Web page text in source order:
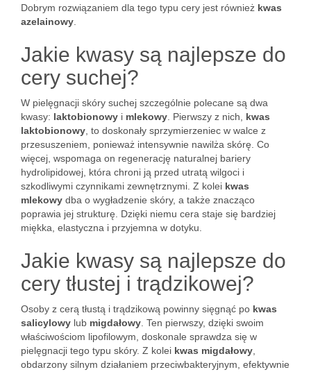
Dobrym rozwiązaniem dla tego typu cery jest również kwas
azelainowy
Jakie kwasy są najlepsze do
cery suchej?
W pielęgnacji skóry suchej szczególnie polecane są dwa
kwasy: laktobionowy i mlekowy . Pierwszy z nich, kwas
laktobionowy , to doskonały sprzymierzeniec w walce z
przesuszeniem, ponieważ intensywnie nawilża skórę. Co
więcej, wspomaga on regenerację naturalnej bariery
hydrolipidowej, która chroni ją przed utratą wilgoci i
szkodliwymi czynnikami zewnętrznymi. Z kolei kwas
mlekowy dba o wygładzenie skóry, a także znacząco
poprawia jej strukturę. Dzięki niemu cera staje się bardziej
miękka, elastyczna i przyjemna w dotyku.
Jakie kwasy są najlepsze do
cery tłustej i trądzikowej?
Osoby z cerą tłustą i trądzikową powinny sięgnąć po kwas
salicylowy lub migdałowy . Ten pierwszy, dzięki swoim
właściwościom lipofilowym, doskonale sprawdza się w
pielęgnacji tego typu skóry. Z kolei kwas migdałowy
obdarzony silnym działaniem przeciwbakteryjnym, efektywnie